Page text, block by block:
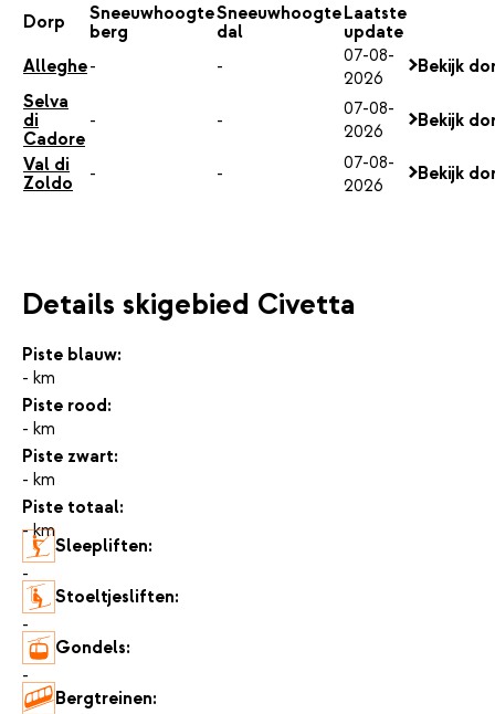
Dorp
Sneeuwhoogte
berg
Sneeuwhoogte
dal
Laatste
update
Alleghe- -
07-08-
2026
Bekijk
Selva
di
Cadore
- -
07-08-
2026
Bekijk
Val di
Zoldo
- -
07-08-
2026
Bekijk
Details skigebied Civetta
Piste blauw:
- km
Piste rood:
- km
Piste zwart:
- km
Piste totaal:
- km
Sleepliften:
-
Stoeltjesliften:
-
Gondels:
-
Bergtreinen: